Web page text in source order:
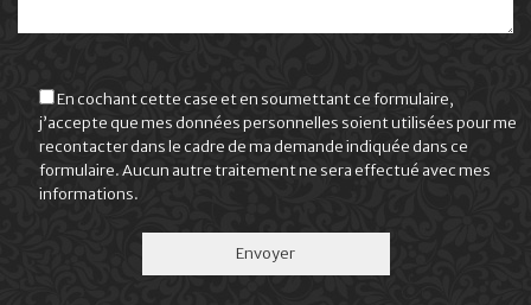
En cochant cette case et en soumettant ce formulaire,
j’accepte que mes données personnelles soient utilisées pour me
recontacter dans le cadre de ma demande indiquée dans ce
formulaire. Aucun autre traitement ne sera effectué avec mes
informations.